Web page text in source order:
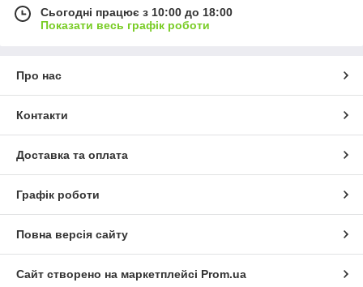
Сьогодні працює з 10:00 до 18:00
Показати весь графік роботи
Про нас
Контакти
Доставка та оплата
Графік роботи
Повна версія сайту
Сайт створено на маркетплейсі Prom.ua